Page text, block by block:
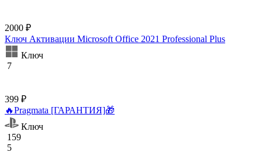
2000 ₽
Ключ Активации Microsoft Office 2021 Professional Plus
Ключ
7
399 ₽
🔥Pragmata [ГАРАНТИЯ]🎁
Ключ
159
5